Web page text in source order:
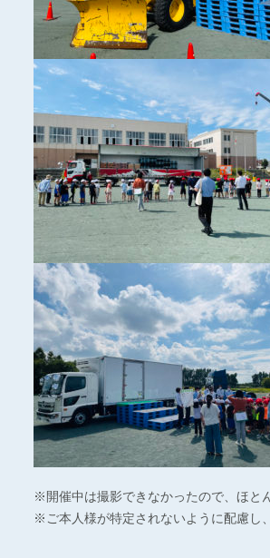
※開催中は撮影できなかったので、ほと
※ご本人様が特定されないように配慮し